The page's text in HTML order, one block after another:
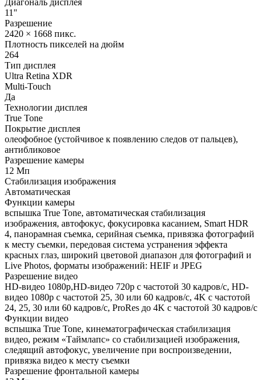
11"
Разрешение
2420 × 1668 пикс.
Плотность пикселей на дюйм
264
Тип дисплея
Ultra Retina XDR
Multi-Touch
Да
Технологии дисплея
True Tone
Покрытие дисплея
олеофобное (устойчивое к появлению следов от пальцев),
антибликовое
Разрешение камеры
12 Мп
Стабилизация изображения
Автоматическая
Функции камеры
вспышка True Tone, автоматическая стабилизация
изображения, автофокус, фокусировка касанием, Smart HDR
4, панорамная съемка, серийная съемка, привязка фотографий
к месту съемки, передовая система устранения эффекта
красных глаз, широкий цветовой диапазон для фотографий и
Live Photos, форматы изображений: HEIF и JPEG
Разрешение видео
HD-видео 1080p,HD-видео 720p с частотой 30 кадров/с, HD-
видео 1080p с частотой 25, 30 или 60 кадров/с, 4K с частотой
24, 25, 30 или 60 кадров/с, ProRes до 4K с частотой 30 кадров/с
Функции видео
вспышка True Tone, кинематографическая стабилизация
видео, режим «Таймлапс» со стабили­зацией изображения,
следящий автофокус, увеличение при воспроизведении,
привязка видео к месту съемки
Разрешение фронтальной камеры